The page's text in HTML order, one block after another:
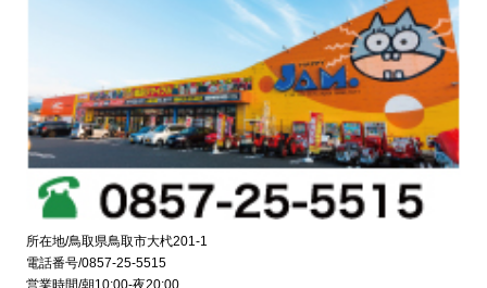
所在地/鳥取県鳥取市大杙201-1
電話番号/0857-25-5515
営業時間/朝10:00-夜20:00